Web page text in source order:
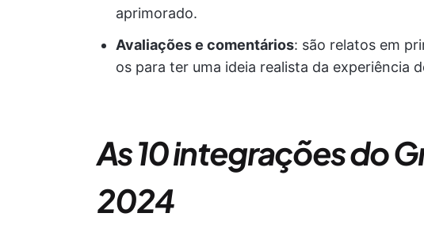
aprimorado.
Avaliações e comentários: são relatos em
os para ter uma ideia realista da experiência
As 10 integrações do
2024